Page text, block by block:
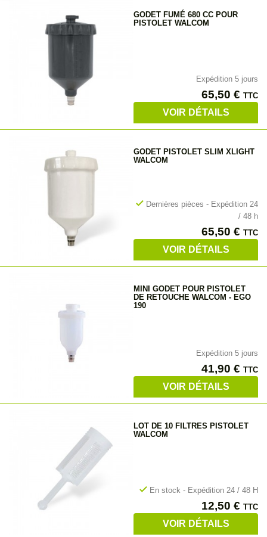
GODET FUMÉ 680 CC POUR
PISTOLET WALCOM
Expédition 5 jours
Prix
65,50 € TTC
VOIR DÉTAILS
GODET PISTOLET SLIM XLIGHT
WALCOM
check Dernières pièces - Expédition 24
/ 48 h
Prix
65,50 € TTC
VOIR DÉTAILS
MINI GODET POUR PISTOLET
DE RETOUCHE WALCOM - EGO
190
Expédition 5 jours
Prix
41,90 € TTC
VOIR DÉTAILS
LOT DE 10 FILTRES PISTOLET
WALCOM
check En stock - Expédition 24 / 48 H
Prix
12,50 € TTC
VOIR DÉTAILS